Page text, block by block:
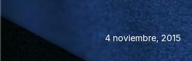
4 noviembre, 2015